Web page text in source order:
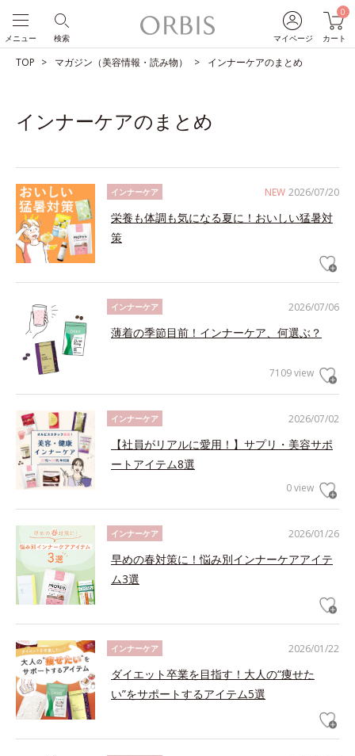
マイページ
0
カート
検索
メニュー
TOP マガジン（美容情報・読み物） インナーケアのまとめ
インナーケアのまとめ
NEW 2026/07/20
インナーケア
栄養も体調も気になる夏に！おいしい猛暑対
策
2026/07/06
インナーケア
薄着の季節目前！インナーケア、何選ぶ？
7109 view
2026/07/02
インナーケア
【社員がリアルに愛用！】サプリ・美容サポ
ートアイテム8選
0 view
2026/01/26
インナーケア
早めの春対策に！悩み別インナーケアアイテ
ム3選
2026/01/22
インナーケア
ダイエット卒業を目指す！大人の“痩せた
い”をサポートするアイテム5選